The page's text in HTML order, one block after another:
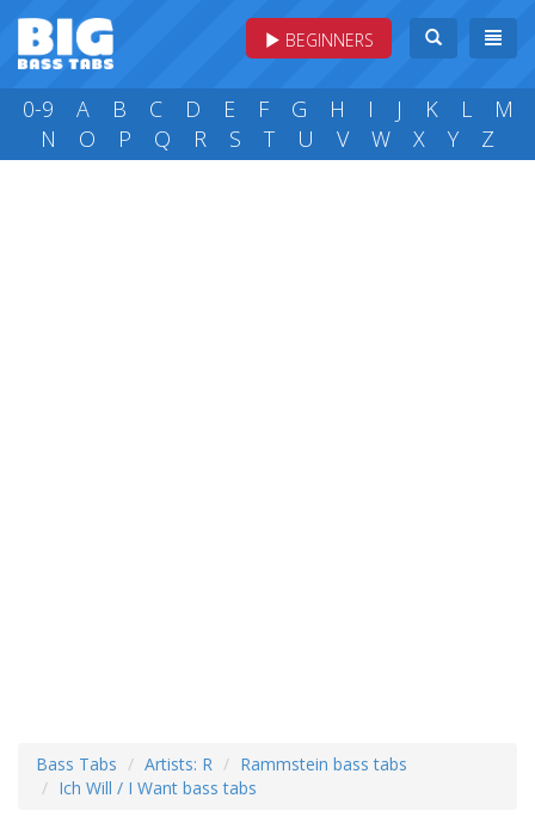
BEGINNERS
0-9 A B C D E F G H I J K L
M
N
O P Q R S T U V W X Y Z
Bass Tabs Artists: R
Rammstein bass tabs
Ich Will / I Want bass tabs